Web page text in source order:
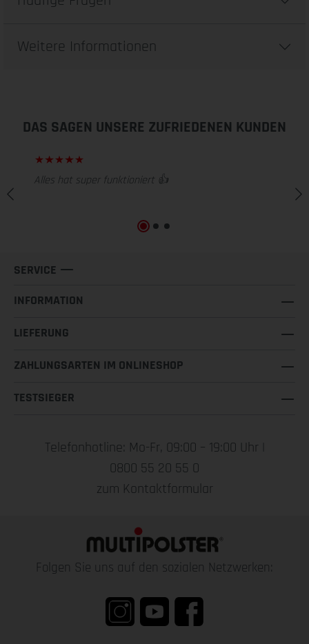
Weitere Informationen
DAS SAGEN UNSERE ZUFRIEDENEN KUNDEN
Alles hat super funktioniert 👍
SERVICE
INFORMATION
LIEFERUNG
ZAHLUNGSARTEN IM ONLINESHOP
TESTSIEGER
Telefonhotline: Mo-Fr, 09:00 – 19:00 Uhr |
0800 55 20 55 0
zum Kontaktformular
Folgen Sie uns auf den sozialen Netzwerken: